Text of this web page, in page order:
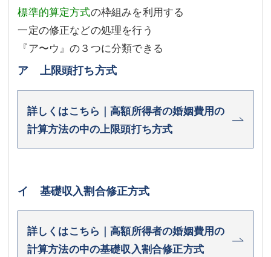
標準的算定方式の枠組みを利用する
一定の修正などの処理を行う
『ア〜ウ』の３つに分類できる
ア 上限頭打ち方式
詳しくはこちら｜高額所得者の婚姻費用の
計算方法の中の上限頭打ち方式
イ 基礎収入割合修正方式
詳しくはこちら｜高額所得者の婚姻費用の
計算方法の中の基礎収入割合修正方式